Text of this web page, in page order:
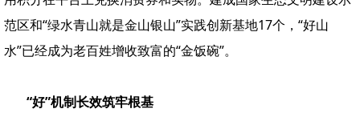
范区和“绿水青山就是金山银山”实践创新基地17个，“好山
水”已经成为老百姓增收致富的“金饭碗”。
“好”机制长效筑牢根基